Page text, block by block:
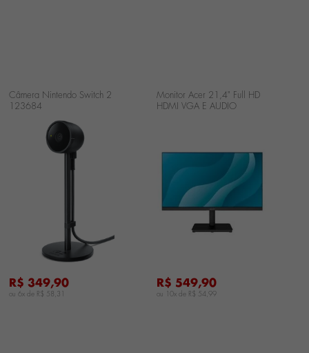
Câmera Nintendo Switch 2
123684
R$ 349,90
ou 6x de R$ 58,31
Monitor Acer 21,4" Full HD
HDMI VGA E AUDIO
R$ 549,90
ou 10x de R$ 54,99